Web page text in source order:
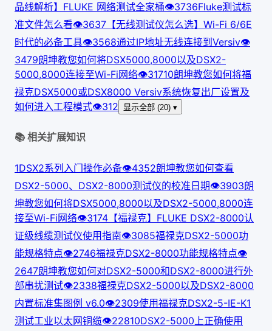
品线解析】FLUKE 网络测试全家桶👁3736Fluke测试标
准文件怎么看👁3637 【无线测试仪怎么选】Wi-Fi 6/6E
时代的必备工具👁3568通过IP地址无线连接到Versiv👁
3479朗坤教您如何将DSX5000,8000以及DSX2-
5000,8000连接至Wi-Fi网络👁31710朗坤教您如何将福
禄克DSX5000或DSX8000 Versiv系统恢复出厂设置及
如何进入工程模式👁312 显示全部 (20) ▾
📚 相关扩展知识
1DSX2系列入门操作必备👁4352朗坤教您如何查看
DSX2-5000、DSX2-8000测试仪的校准日期👁3903朗
坤教您如何将DSX5000,8000以及DSX2-5000,8000连
接至Wi-Fi网络👁3174 【福禄克】FLUKE DSX2-8000认
证级线缆测试仪使用指南👁3085福禄克DSX2-5000功
能规格特点👁2746福禄克DSX2-8000功能规格特点👁
2647朗坤教您如何对DSX2-5000和DSX2-8000进行外
部串扰测试👁2338福禄克DSX2-5000以及DSX2-8000
内置标准集图例 v6.0👁2309使用福禄克DSX2-5-IE-K1
测试工业以太网铜缆👁22810DSX2-5000上正确使用